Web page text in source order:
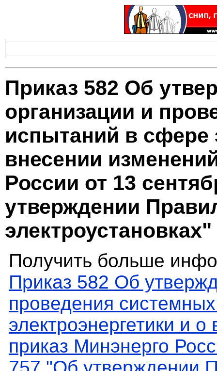
Приказ 582 Об
организации и
испытаний в сфере
внесении
России от 13
утверждении
электроустановках"
Получить больше
Приказ 582 Об
проведения
электроэнергетики и
приказ Минэнерго